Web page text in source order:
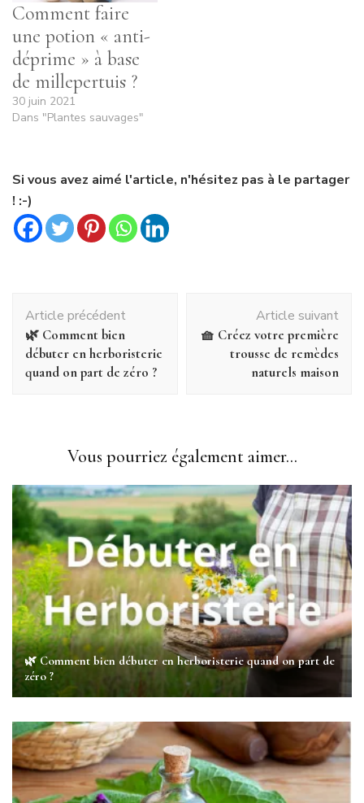
Comment faire
une potion « anti-
déprime » à base
de millepertuis ?
30 juin 2021
Dans "Plantes sauvages"
Si vous avez aimé l'article, n'hésitez pas à le partager
! :-)
d'article
Article précédent
🌿 Comment bien
débuter en herboristerie
quand on part de zéro ?
Article suivant
🧺 Créez votre première
trousse de remèdes
naturels maison
Vous pourriez également aimer...
🌿 Comment bien débuter en herboristerie quand on part de
zéro ?